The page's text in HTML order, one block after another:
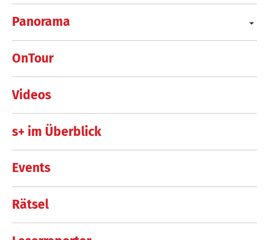
Panorama
OnTour
Videos
s+ im Überblick
Events
Rätsel